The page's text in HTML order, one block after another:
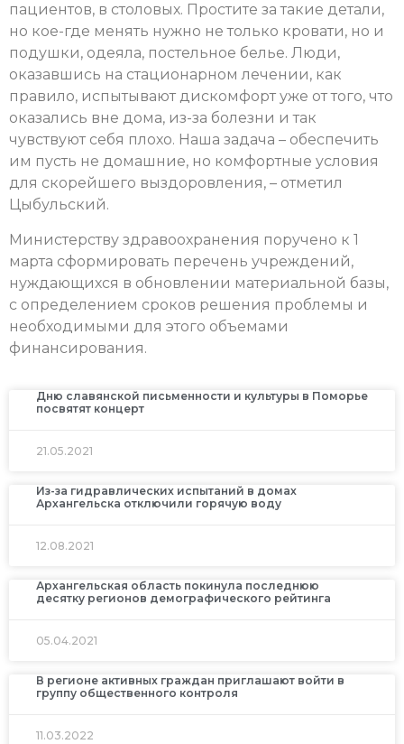
пациентов, в столовых. Простите за такие детали,
но кое-где менять нужно не только кровати, но и
подушки, одеяла, постельное белье. Люди,
оказавшись на стационарном лечении, как
правило, испытывают дискомфорт уже от того, что
оказались вне дома, из-за болезни и так
чувствуют себя плохо. Наша задача – обеспечить
им пусть не домашние, но комфортные условия
для скорейшего выздоровления, – отметил
Цыбульский.
Министерству здравоохранения поручено к 1
марта сформировать перечень учреждений,
нуждающихся в обновлении материальной базы,
с определением сроков решения проблемы и
необходимыми для этого объемами
финансирования.
Дню славянской письменности и культуры в Поморье
посвятят концерт
21.05.2021
Из-за гидравлических испытаний в домах
Архангельска отключили горячую воду
12.08.2021
Архангельская область покинула последнюю
десятку регионов демографического рейтинга
05.04.2021
В регионе активных граждан приглашают войти в
группу общественного контроля
11.03.2022